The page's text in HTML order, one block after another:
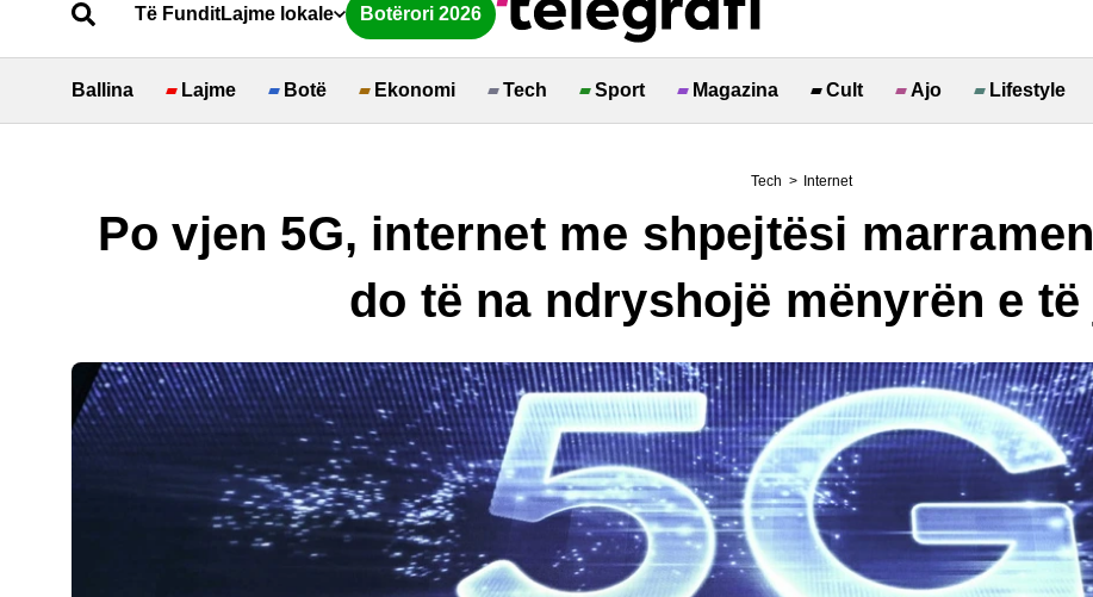
Të FunditLajme lokale Botërori 2026
Ballina Lajme Botë Ekonomi Tech Sport Magazina Cult Ajo Lifestyle
Tech > Internet
Po vjen 5G, internet me shpejtësi
do të na ndryshojë mënyrën e